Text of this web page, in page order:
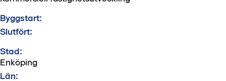
Byggstart:
Slutfört:
Stad:
Enköping
Län: